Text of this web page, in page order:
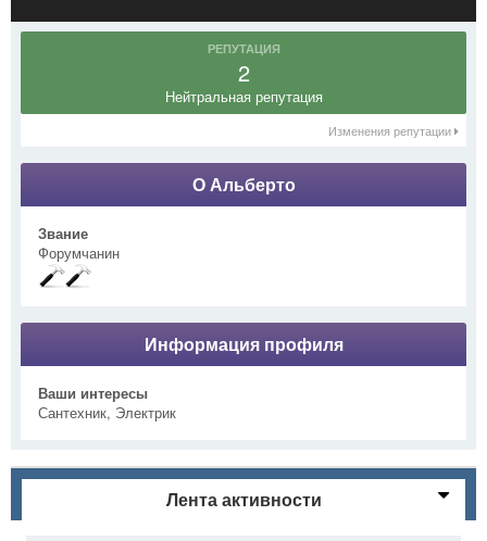
РЕПУТАЦИЯ
2
Нейтральная репутация
Изменения репутации
О Альберто
Звание
Форумчанин
Информация профиля
Ваши интересы
Сантехник, Электрик
Лента активности